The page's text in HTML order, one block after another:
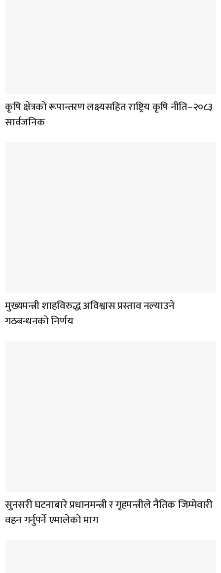
कृषि क्षेत्रको रूपान्तरण लक्ष्यसहित राष्ट्रिय कृषि नीति–२०८३
सार्वजनिक
मुख्यमन्त्री शाहविरुद्ध अविश्वास प्रस्ताव नल्याउने
गठबन्धनको निर्णय
सुनसरी घटनाबारे प्रधानमन्त्री र गृहमन्त्रीले नैतिक जिम्मेवारी
वहन गर्नुपर्ने एमालेको माग